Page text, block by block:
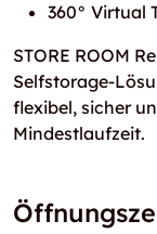
360° Virtual
STORE ROOM
Selfstorage-
flexibel, sicher
Mindestlaufzeit.